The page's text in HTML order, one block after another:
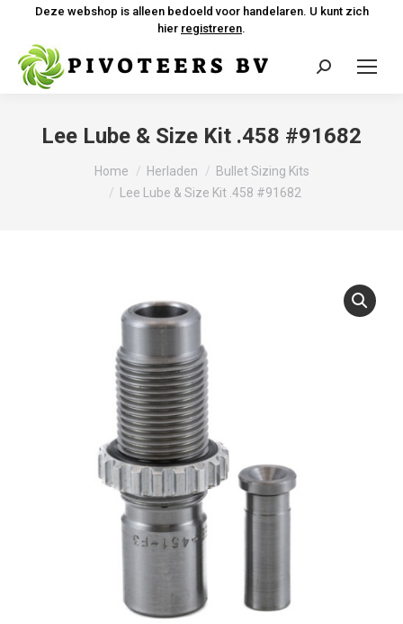
Deze webshop is alleen bedoeld voor handelaren. U kunt zich
hier registreren.
Zoeken:
Lee Lube & Size Kit .458 #91682
Home Herladen
Bullet Sizing Kits
Lee Lube & Size Kit .458 #91682